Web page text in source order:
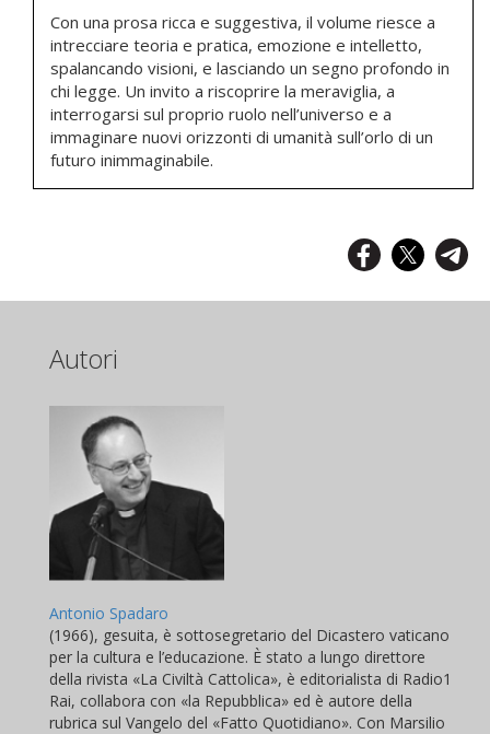
Con una prosa ricca e suggestiva, il volume riesce a
intrecciare teoria e pratica, emozione e intelletto,
spalancando visioni, e lasciando un segno profondo in
chi legge. Un invito a riscoprire la meraviglia, a
interrogarsi sul proprio ruolo nell’universo e a
immaginare nuovi orizzonti di umanità sull’orlo di un
futuro inimmaginabile.
Autori
Antonio Spadaro
(1966), gesuita, è sottosegretario del Dicastero vaticano
per la cultura e l’educazione. È stato a lungo direttore
della rivista «La Civiltà Cattolica», è editorialista di Radio1
Rai, collabora con «la Repubblica» ed è autore della
rubrica sul Vangelo del «Fatto Quotidiano». Con Marsilio